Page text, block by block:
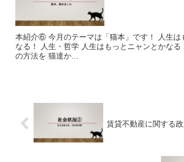
本紹介⑥ 今月のテーマは「猫本」です！ 人生は
なる！ 人生・哲学 人生はもっとニャンとかな
の方法を 猫達か...
賃貸不動産に関する